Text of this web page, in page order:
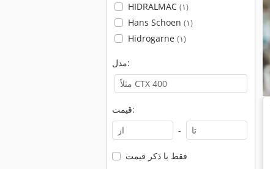
HIDRALMAC (۱)
Hans Schoen (۱)
Hidrogarne (۱)
مدل:
قیمت:
-
فقط با ذکر قیمت